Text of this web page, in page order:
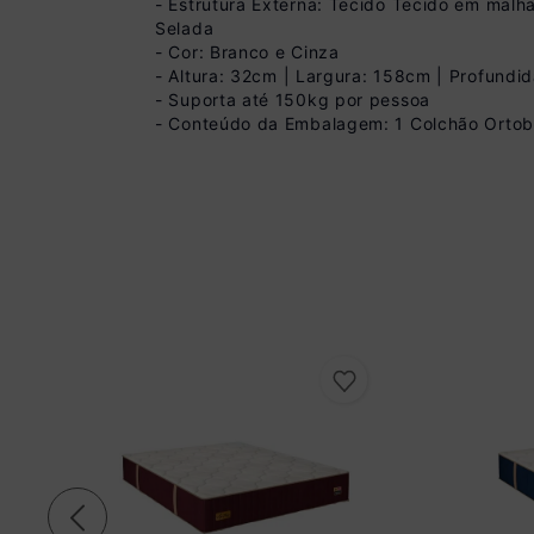
Pix
- Estrutura Externa: Tecido Tecido em
Selada
- Cor: Branco e Cinza
- Altura: 32cm | Largura: 158cm |
- Suporta até 150kg por pessoa
- Conteúdo da Embalagem: 1 Colchão